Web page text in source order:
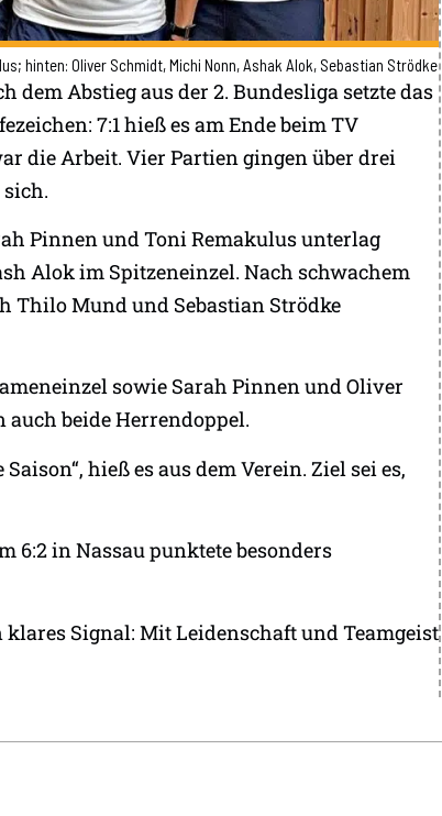
hinten: Oliver Schmidt, Michi Nonn, Ashak Alok, Sebastian Strödke
dem Abstieg aus der 2. Bundesliga setzte das
7:1 hieß es am Ende beim TV
die Arbeit. Vier Partien gingen über drei
Pinnen und Toni Remakulus unterlag
Alok im Spitzeneinzel. Nach schwachem
Thilo Mund und Sebastian Strödke
sowie Sarah Pinnen und Oliver
beide Herrendoppel.
hieß es aus dem Verein. Ziel sei es,
6:2 in Nassau punktete besonders
klares Signal: Mit Leidenschaft und Teamgeist